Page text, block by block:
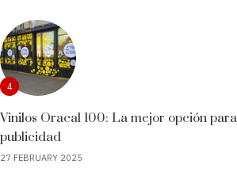
4
Vinilos Oracal 100: La mejor opción
publicidad
27 FEBRUARY 2025